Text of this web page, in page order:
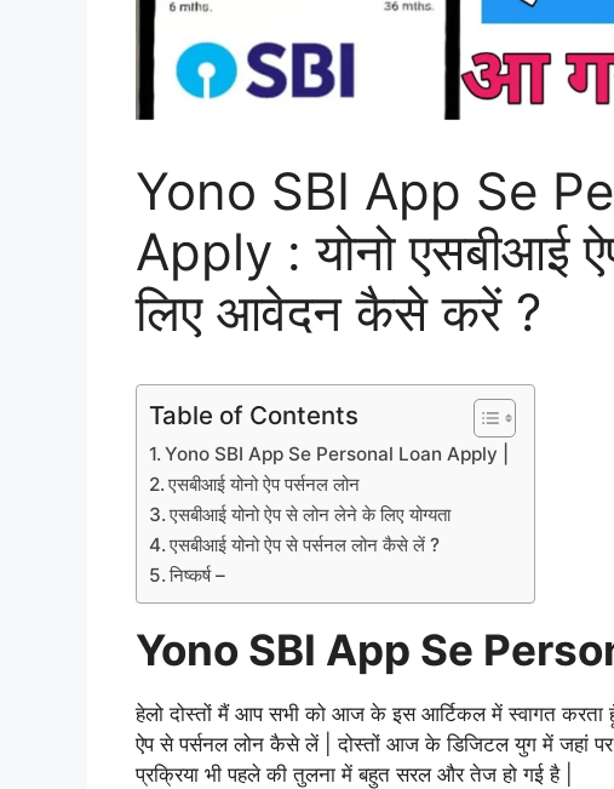
Yono SBI App Se
Apply : योनो एसबीआई
लिए आवेदन कैसे करें ?
Table of Contents
Yono SBI App Se Personal Loan Apply |
एसबीआई योनो ऐप पर्सनल लोन
एसबीआई योनो ऐप से लोन लेने के लिए योग्यता
एसबीआई योनो ऐप से पर्सनल लोन कैसे लें ?
निष्कर्ष –
Yono SBI App Se
हेलो दोस्तों मैं आप सभी को आज के इस आर्टिकल में स्वागत करता
ऐप से पर्सनल लोन कैसे लें | दोस्तों आज के डिजिटल युग में जहां पर
प्रक्रिया भी पहले की तुलना में बहुत सरल और तेज हो गई है |